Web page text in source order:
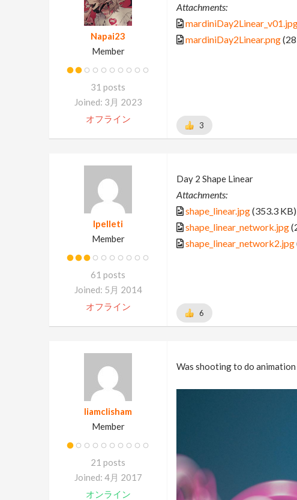
Napai23
Member
31 posts
Joined: 3月 2023
オフライン
Attachments:
mardiniDay2Linear.png
3
lpelleti
Member
61 posts
Joined: 5月 2014
オフライン
Day 2 Shape Linear
Attachments:
shape_linear.jpg(353.3 KB)
shape_linear_network.jpg
shape_linear_network2.jpg
6
liamclisham
Member
21 posts
Joined: 4月 2017
オンライン
Was shooting to do